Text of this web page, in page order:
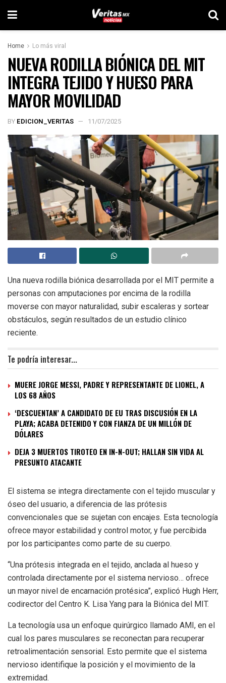
Home Lo más viral
NUEVA RODILLA BIÓNICA DEL MIT
INTEGRA TEJIDO Y HUESO PARA
MAYOR MOVILIDAD
BY EDICION_VERITAS 11/07/2025
Una nueva rodilla biónica desarrollada por el MIT permite a
personas con amputaciones por encima de la rodilla
moverse con mayor naturalidad, subir escaleras y sortear
obstáculos, según resultados de un estudio clínico
reciente.
Te podría interesar...
MUERE JORGE MESSI, PADRE Y REPRESENTANTE DE LIONEL, A
LOS 68 AÑOS
‘DESCUENTAN’ A CANDIDATO DE EU TRAS DISCUSIÓN EN LA
PLAYA; ACABA DETENIDO Y CON FIANZA DE UN MILLÓN DE
DÓLARES
DEJA 3 MUERTOS TIROTEO EN IN-N-OUT; HALLAN SIN VIDA AL
PRESUNTO ATACANTE
El sistema se integra directamente con el tejido muscular y
óseo del usuario, a diferencia de las prótesis
convencionales que se sujetan con encajes. Esta tecnología
ofrece mayor estabilidad y control motor, y fue percibida
por los participantes como parte de su cuerpo.
“Una prótesis integrada en el tejido, anclada al hueso y
controlada directamente por el sistema nervioso… ofrece
un mayor nivel de encarnación protésica”, explicó Hugh Herr,
codirector del Centro K. Lisa Yang para la Biónica del MIT.
La tecnología usa un enfoque quirúrgico llamado AMI, en el
cual los pares musculares se reconectan para recuperar
retroalimentación sensorial. Esto permite que el sistema
nervioso identifique la posición y el movimiento de la
extremidad.